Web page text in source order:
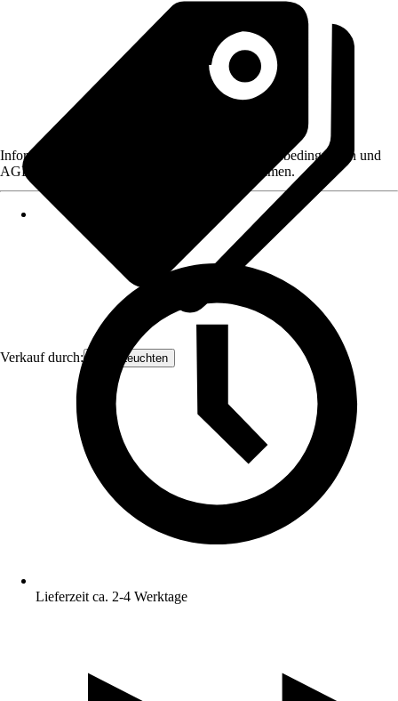
Verkauf durch: Näve Leuchten
Informationen des Verkäufers, wie z. B. Rückgabebedingungen und
AGB, finden Sie bei Klick auf den Verkäufernamen.
Lieferzeit ca. 2-4 Werktage